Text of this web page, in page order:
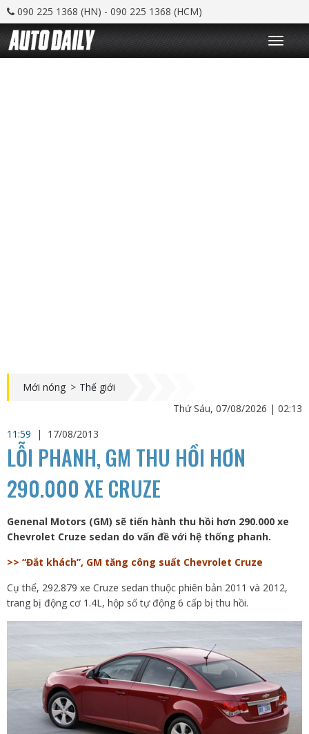
090 225 1368 (HN) - 090 225 1368 (HCM)
T
o
g
Mới nóng > Thế giới
Thứ Sáu, 07/08/2026 | 02:13
11:59
| 17/08/2013
LỖI PHANH, GM THU HỒI HƠN
290.000 XE CRUZE
Genenal Motors (GM) sẽ tiến hành thu hồi hơn 290.000 xe
Chevrolet Cruze sedan do vấn đề với hệ thống phanh.
>> “Đắt khách”, GM tăng công suất Chevrolet Cruze
Cụ thể, 292.879 xe Cruze sedan thuộc phiên bản 2011 và 2012,
trang bị động cơ 1.4L, hộp số tự động 6 cấp bị thu hồi.